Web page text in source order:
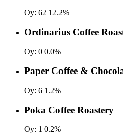
Oy: 62 12.2%
Ordinarius Coffee
Oy: 0 0.0%
Paper Coffee &
Oy: 6 1.2%
Poka Coffee Roastery
Oy: 1 0.2%